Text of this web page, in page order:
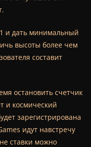
и дать минимальный
высоты более чем
составит
остановить счетчик
и космический
зарегистрирована
идут навстречу
ставки можно